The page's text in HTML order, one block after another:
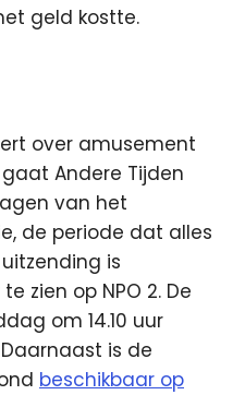
geld kostte.
over amusement
Andere Tijden
van het
de periode dat alles
is
zien op NPO 2. De
om 14.10 uur
is de
beschikbaar op